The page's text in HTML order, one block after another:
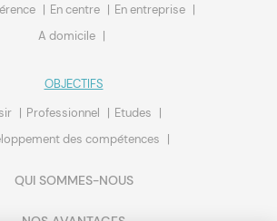
En centre
En entreprise
A domicile
OBJECTIFS
Professionnel
Etudes
des compétences
QUI SOMMES-NOUS